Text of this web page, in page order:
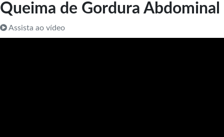
Queima de Gordura Abdominal
Assista ao vídeo